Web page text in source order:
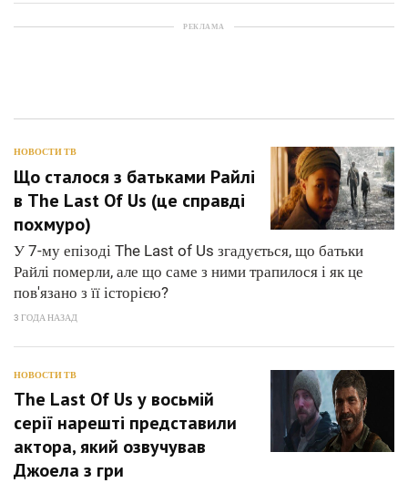
РЕКЛАМА
НОВОСТИ ТВ
Що сталося з батьками Райлі
в The Last Of Us (це справді
похмуро)
У 7-му епізоді The Last of Us згадується, що батьки
Райлі померли, але що саме з ними трапилося і як це
пов'язано з її історією?
3 ГОДА НАЗАД
НОВОСТИ ТВ
The Last Of Us у восьмій
серії нарешті представили
актора, який озвучував
Джоела з гри